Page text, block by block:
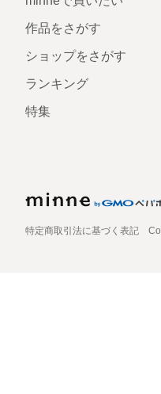
作品をさがす
ショップをさがす
ランキング
特集
特定商取引法に基づく表記